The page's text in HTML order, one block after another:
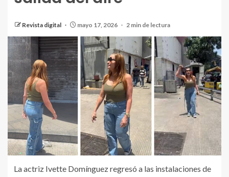
Revista digital mayo 17, 2026 2 min de lectura
La actriz Ivette Domínguez regresó a las instalaciones de